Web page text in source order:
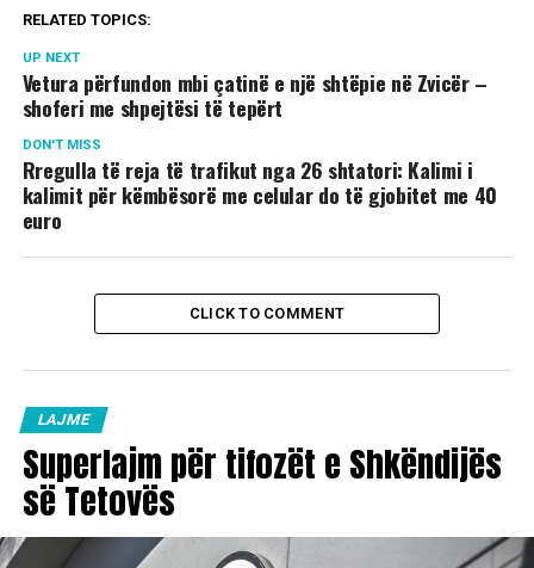
RELATED TOPICS:
UP NEXT
Vetura përfundon mbi çatinë e një shtëpie në Zvicër –
shoferi me shpejtësi të tepërt
DON'T MISS
Rregulla të reja të trafikut nga 26 shtatori: Kalimi i
kalimit për këmbësorë me celular do të gjobitet me 40
euro
CLICK TO COMMENT
LAJME
Superlajm për tifozët e Shkëndijës
së Tetovës